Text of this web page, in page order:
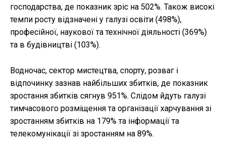
господарства, де показник зріс на 502%. Також високі
темпи росту відзначені у галузі освіти (498%),
професійної, наукової та технічної діяльності (369%)
та в будівництві (103%).
Водночас, сектор мистецтва, спорту, розваг і
відпочинку зазнав найбільших збитків, де показник
зростання збитків сягнув 951%. Слідом йдуть галузі
тимчасового розміщення та організації харчування зі
зростанням збитків на 179% та інформації та
телекомунікації зі зростанням на 89%.